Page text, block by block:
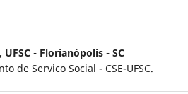
UFSC - Florianópolis - SC
de Servico Social - CSE-UFSC.